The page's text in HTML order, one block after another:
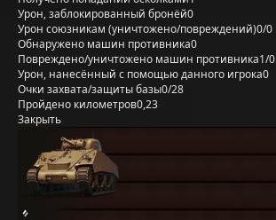
Урон, заблокированный бронёй0
Урон союзникам (уничтожено/повреждений)0/0
Обнаружено машин противника0
Повреждено/уничтожено машин противника1/0
Урон, нанесённый с помощью данного игрока0
Очки захвата/защиты базы0/28
Пройдено километров0,23
Закрыть